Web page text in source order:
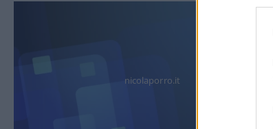
nicolaporro.it